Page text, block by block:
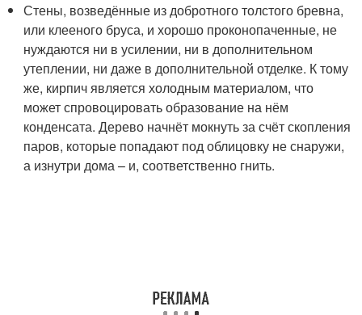
Стены, возведённые из добротного толстого бревна,
или клееного бруса, и хорошо проконопаченные, не
нуждаются ни в усилении, ни в дополнительном
утеплении, ни даже в дополнительной отделке. К тому
же, кирпич является холодным материалом, что
может спровоцировать образование на нём
конденсата. Дерево начнёт мокнуть за счёт скопления
паров, которые попадают под облицовку не снаружи,
а изнутри дома – и, соответственно гнить.